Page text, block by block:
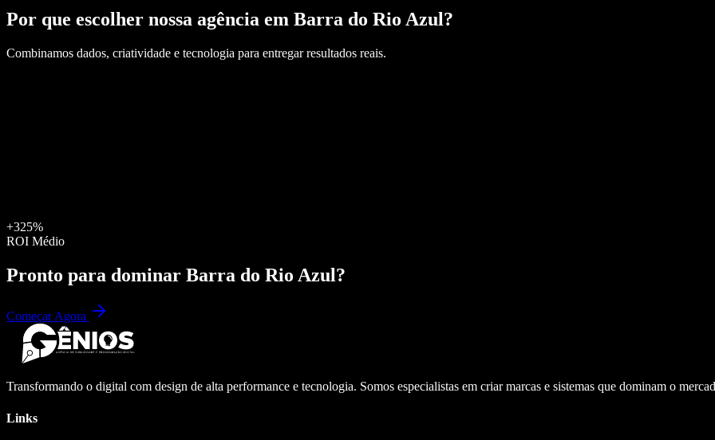
Por que escolher nossa agência em Barra do Rio Azul?
Combinamos dados, criatividade e tecnologia para entregar resultados reais.
+325%
ROI Médio
Pronto para dominar Barra do Rio Azul?
Começar Agora
Transformando o digital com design de alta performance e tecnologia. Somos especialistas em criar marcas e sistemas que dominam o
Links